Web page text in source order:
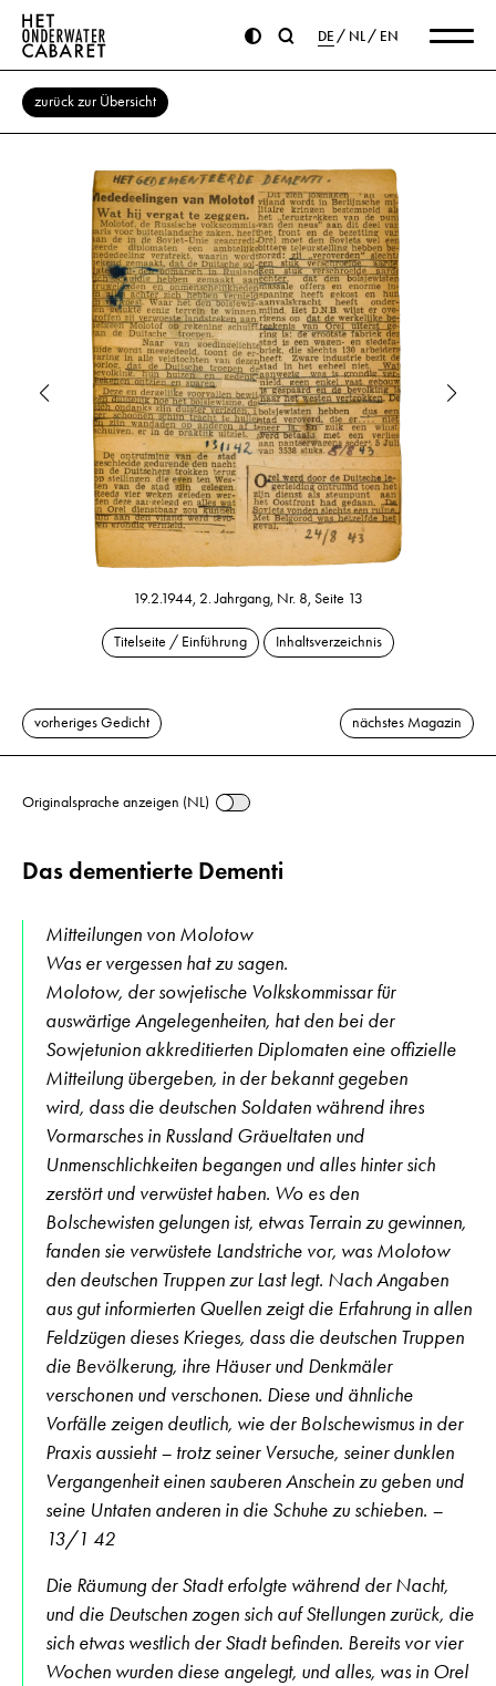
DE NL EN
zurück zur Übersicht
19.2.1944, 2. Jahrgang, Nr. 8, Seite 13
Titelseite / Einführung Inhaltsverzeichnis
vorheriges Gedicht nächstes Magazin
Originalsprache anzeigen (NL)
Das dementierte Dementi
Mitteilungen von Molotow
Was er vergessen hat zu sagen.
Molotow, der sowjetische Volkskommissar für
auswärtige Angelegenheiten, hat den bei der
Sowjetunion akkreditierten Diplomaten eine offizielle
Mitteilung übergeben, in der bekannt gegeben
wird, dass die deutschen Soldaten während ihres
Vormarsches in Russland Gräueltaten und
Unmenschlichkeiten begangen und alles hinter sich
zerstört und verwüstet haben. Wo es den
Bolschewisten gelungen ist, etwas Terrain zu gewinnen,
fanden sie verwüstete Landstriche vor, was Molotow
den deutschen Truppen zur Last legt. Nach Angaben
aus gut informierten Quellen zeigt die Erfahrung in allen
Feldzügen dieses Krieges, dass die deutschen Truppen
die Bevölkerung, ihre Häuser und Denkmäler
verschonen und verschonen. Diese und ähnliche
Vorfälle zeigen deutlich, wie der Bolschewismus in der
Praxis aussieht – trotz seiner Versuche, seiner dunklen
Vergangenheit einen sauberen Anschein zu geben und
seine Untaten anderen in die Schuhe zu schieben. –
13/1 42
Die Räumung der Stadt erfolgte während der Nacht,
und die Deutschen zogen sich auf Stellungen zurück, die
sich etwas westlich der Stadt befinden. Bereits vor vier
Wochen wurden diese angelegt, und alles, was in Orel